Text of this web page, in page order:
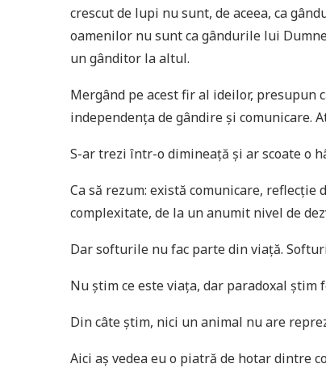
crescut de lupi nu sunt, de aceea, ca
oamenilor nu sunt ca gândurile lui
un gânditor la altul.
Mergând pe acest fir al ideilor,
independența de gândire și comunicare.
S-ar trezi într-o dimineață și ar scoate o
Ca să rezum: există comunicare,
complexitate, de la un anumit nivel de
Dar softurile nu fac parte din viață.
Nu știm ce este viața, dar paradoxal
Din câte știm, nici un animal nu are
Aici aș vedea eu o piatră de hotar dintre